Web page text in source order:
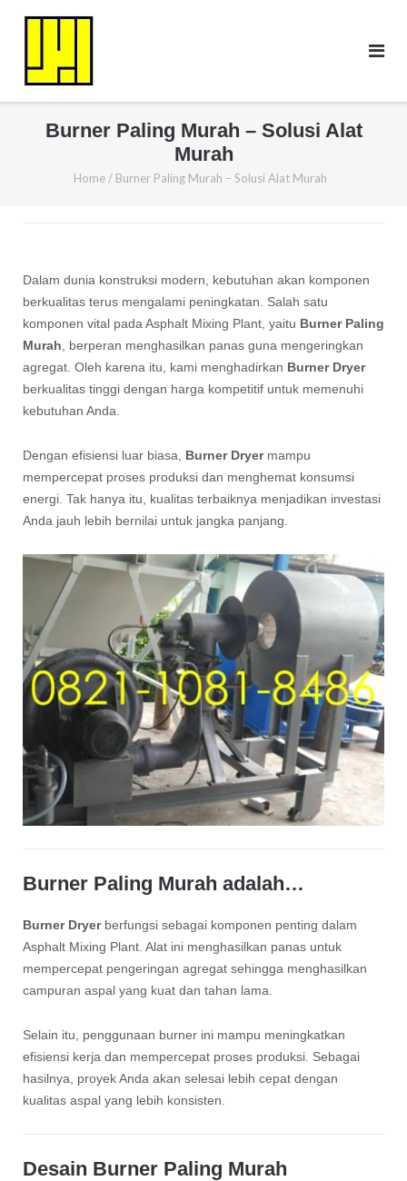
Burner Paling Murah – Solusi Alat
Murah
Home / Burner Paling Murah – Solusi Alat Murah
Dalam dunia konstruksi modern, kebutuhan akan komponen
berkualitas terus mengalami peningkatan. Salah satu
komponen vital pada Asphalt Mixing Plant, yaitu Burner Paling
Murah, berperan menghasilkan panas guna mengeringkan
agregat. Oleh karena itu, kami menghadirkan Burner Dryer
berkualitas tinggi dengan harga kompetitif untuk memenuhi
kebutuhan Anda.
Dengan efisiensi luar biasa, Burner Dryermampu
mempercepat proses produksi dan menghemat konsumsi
energi. Tak hanya itu, kualitas terbaiknya menjadikan investasi
Anda jauh lebih bernilai untuk jangka panjang.
Burner Paling Murah adalah…
Burner Dryerberfungsi sebagai komponen penting dalam
Asphalt Mixing Plant. Alat ini menghasilkan panas untuk
mempercepat pengeringan agregat sehingga menghasilkan
campuran aspal yang kuat dan tahan lama.
Selain itu, penggunaan burner ini mampu meningkatkan
efisiensi kerja dan mempercepat proses produksi. Sebagai
hasilnya, proyek Anda akan selesai lebih cepat dengan
kualitas aspal yang lebih konsisten.
Desain Burner Paling Murah